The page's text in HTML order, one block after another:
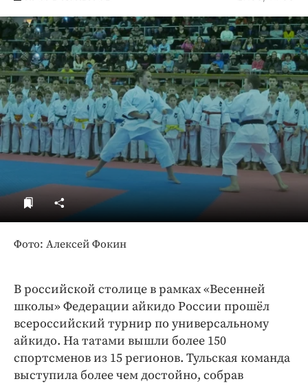
Голодный шпион
Фото: Алексей Фокин
В российской столице в рамках «Весенней
школы» Федерации айкидо России прошёл
всероссийский турнир по универсальному
айкидо. На татами вышли более 150
спортсменов из 15 регионов. Тульская команда
выступила более чем достойно, собрав